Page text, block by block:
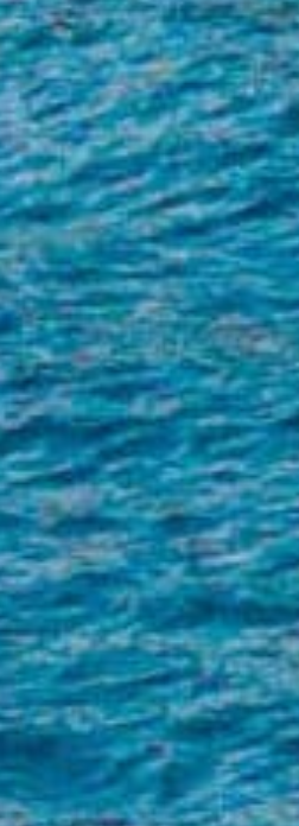
EN PRENOTA